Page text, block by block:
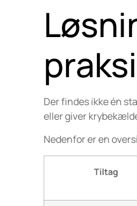
Der findes ikke én
eller giver
Nedenfor er en
Tiltag